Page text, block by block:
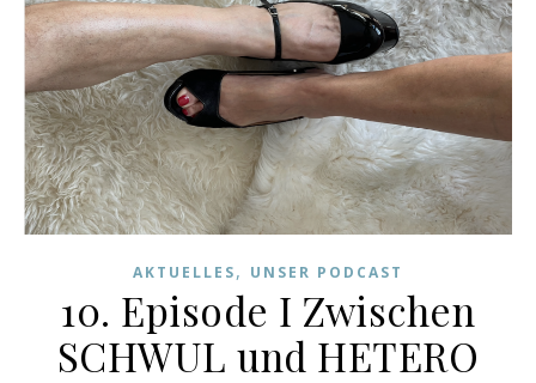
AKTUELLES, UNSER PODCAST
10. Episode I Zwischen
SCHWUL und HETERO